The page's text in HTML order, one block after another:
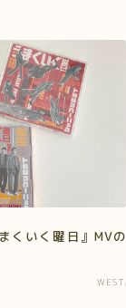
くいく曜日』MVの
WEST.